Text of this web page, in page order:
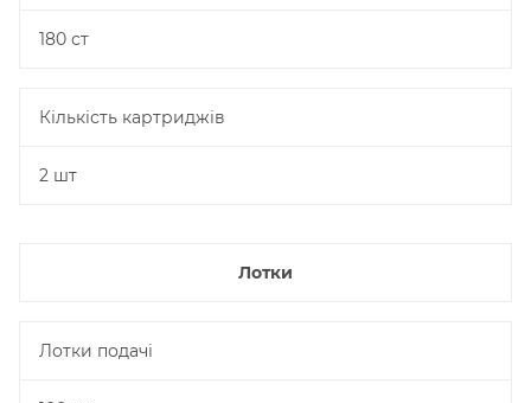
180 ст
Кількість картриджів
2 шт
Лотки
Лотки подачі